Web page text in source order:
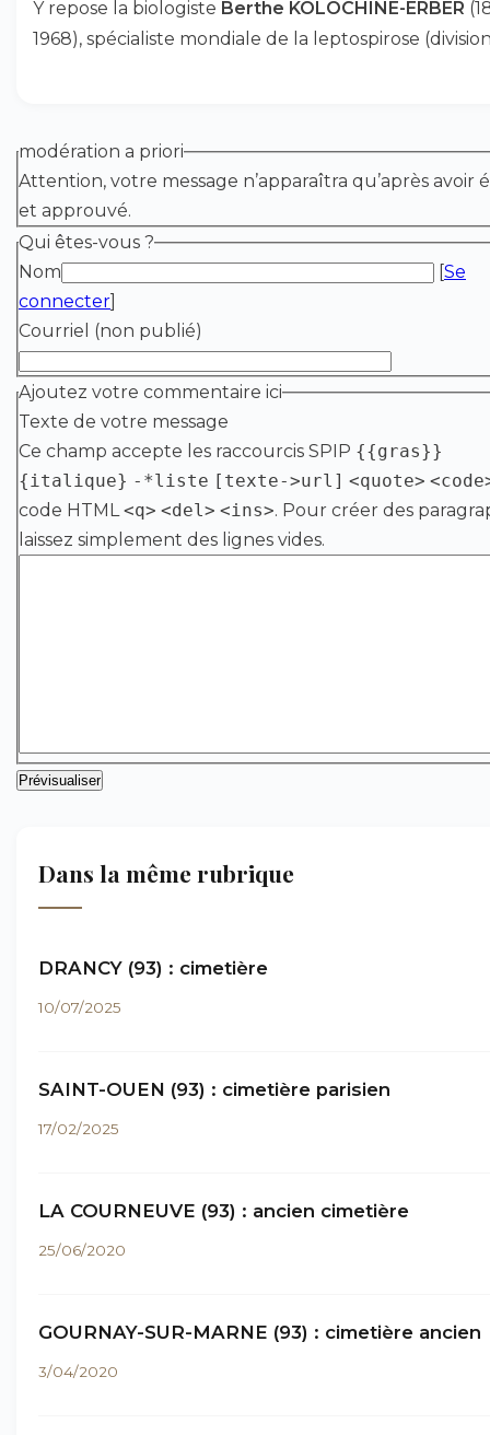
Y repose la biologiste Berthe KOLOCHINE-ERBER
1968), spécialiste mondiale de la leptospirose
modération a priori
Attention, votre message n’apparaîtra qu’après avoir
et approuvé.
Qui êtes-vous ?
Nom
[Se
connecter]
Courriel (non publié)
Ajoutez votre commentaire ici
Texte de votre message
Ce champ accepte les raccourcis SPIP {{gras}}
{italique} -*liste [texte->url] <quote>
code HTML<q> <del> <ins>. Pour créer des
laissez simplement des lignes vides.
Dans la même rubrique
DRANCY (93) : cimetière
10/07/2025
SAINT-OUEN (93) : cimetière parisien
17/02/2025
LA COURNEUVE (93) : ancien cimetière
25/06/2020
GOURNAY-SUR-MARNE (93) : cimetière ancien
3/04/2020